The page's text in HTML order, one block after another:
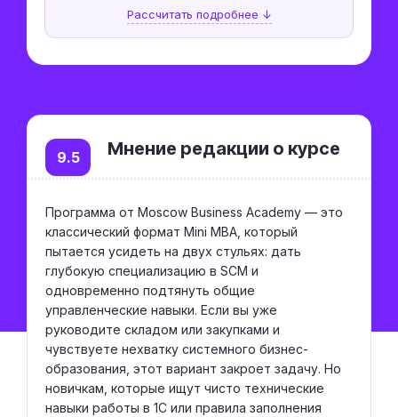
Рассчитать подробнее ↓
Мнение редакции о курсе
9.5
Программа от Moscow Business Academy — это
классический формат Mini MBA, который
пытается усидеть на двух стульях: дать
глубокую специализацию в SCM и
одновременно подтянуть общие
управленческие навыки. Если вы уже
руководите складом или закупками и
чувствуете нехватку системного бизнес-
образования, этот вариант закроет задачу. Но
новичкам, которые ищут чисто технические
навыки работы в 1С или правила заполнения